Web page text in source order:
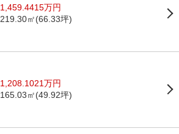
1,459.4415万円
219.30㎡(66.33坪)
1,208.1021万円
165.03㎡(49.92坪)